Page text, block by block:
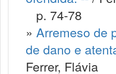
p. 74-78
» Arremeso de
de dano e
Ferrer, Flávia